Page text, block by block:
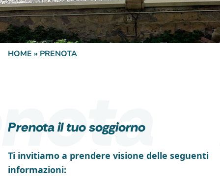
HOME » PRENOTA
Prenota il tuo soggiorno
Ti invitiamo a prendere visione delle seguenti
informazioni: